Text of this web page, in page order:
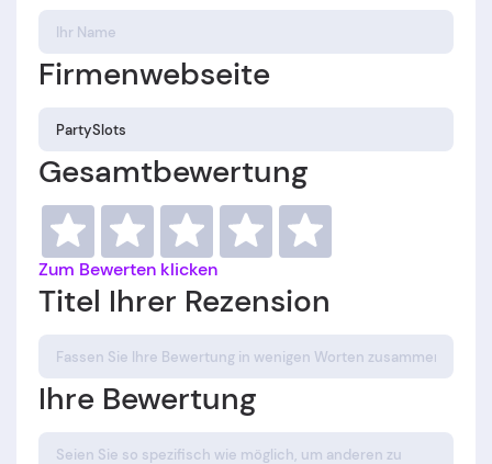
Firmenwebseite
Gesamtbewertung
Zum Bewerten klicken
Titel Ihrer Rezension
Ihre Bewertung